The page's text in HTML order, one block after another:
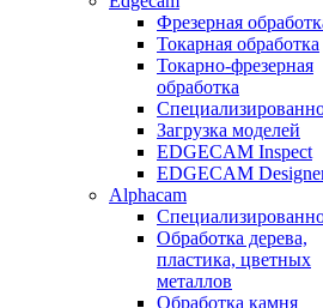
Фрезерная
Токарная обработка
Токарно-фрезерная
обработка
Загрузка моделей
EDGECAM Inspect
EDGECAM
Alphacam
Обработка дерева,
пластика, цветных
металлов
Обработка камня